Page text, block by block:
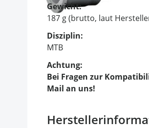
Gewicht:
187 g (brutto, laut
Disziplin:
MTB
Achtung:
Bei Fragen zur
Mail an uns!